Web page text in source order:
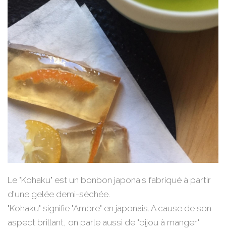
Le "Kohaku" est un bonbon japonais fabriqué à partir
d'une gelée demi-séchée.
"Kohaku" signifie "Ambre" en japonais. A cause de son
aspect brillant, on parle aussi de "bijou à manger"